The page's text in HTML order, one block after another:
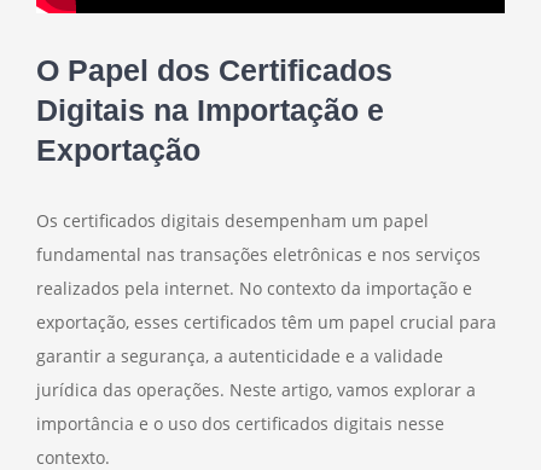
O Papel dos Certificados
Digitais na Importação e
Exportação
Os certificados digitais desempenham um papel
fundamental nas transações eletrônicas e nos serviços
realizados pela internet. No contexto da importação e
exportação, esses certificados têm um papel crucial para
garantir a segurança, a autenticidade e a validade
jurídica das operações. Neste artigo, vamos explorar a
importância e o uso dos certificados digitais nesse
contexto.